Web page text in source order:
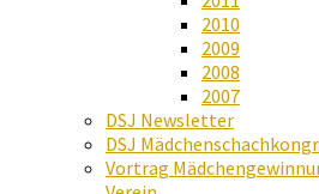
2010
2009
2008
2007
DSJ Newsletter
DSJ
Vortrag